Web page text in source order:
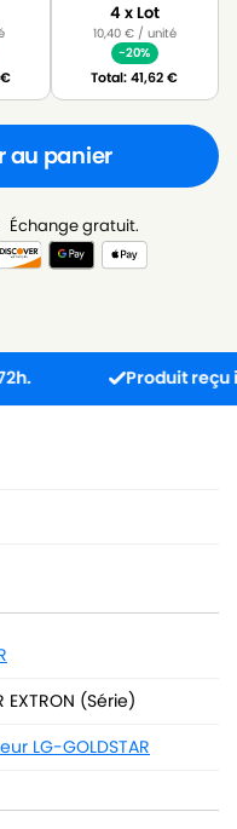
€
4 x Lot
10,40 €/ unité
-20%
Total:41,62€
au panier
Échange gratuit.
Produit reçu
EXTRON (Série)
LG-GOLDSTAR